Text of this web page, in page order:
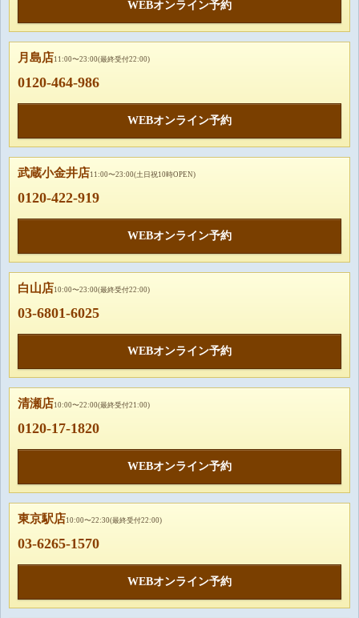
WEBオンライン予約
月島店11:00〜23:00(最終受付22:00)
0120-464-986
WEBオンライン予約
武蔵小金井店11:00〜23:00(土日祝10時OPEN)
0120-422-919
WEBオンライン予約
白山店10:00〜23:00(最終受付22:00)
03-6801-6025
WEBオンライン予約
清瀬店10:00〜22:00(最終受付21:00)
0120-17-1820
WEBオンライン予約
東京駅店10:00〜22:30(最終受付22:00)
03-6265-1570
WEBオンライン予約